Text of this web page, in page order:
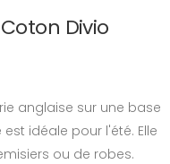
Divio
anglaise sur une base
idéale pour l'été. Elle
ou de robes.